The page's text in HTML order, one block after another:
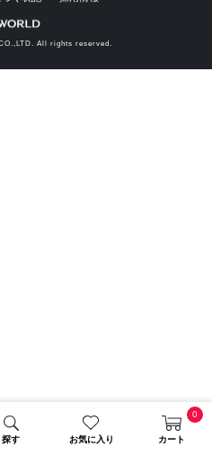
探す お気に入り カート
0
All rights reserved.